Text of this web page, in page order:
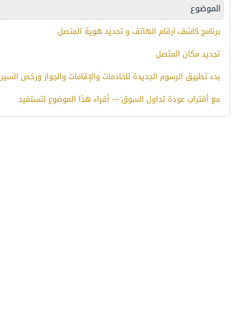
الموضوع
برنامج كاشف ارقام الهاتف و تحديد هوية المتصل
تجديد مكان المتصل
بدء تطبيق الرسوم الجديدة للخادمات والإقامات والجواز ورخص السير
مع أقتراب عودة تداول السوق --- أقراء هذا الموضوع لتستفيد